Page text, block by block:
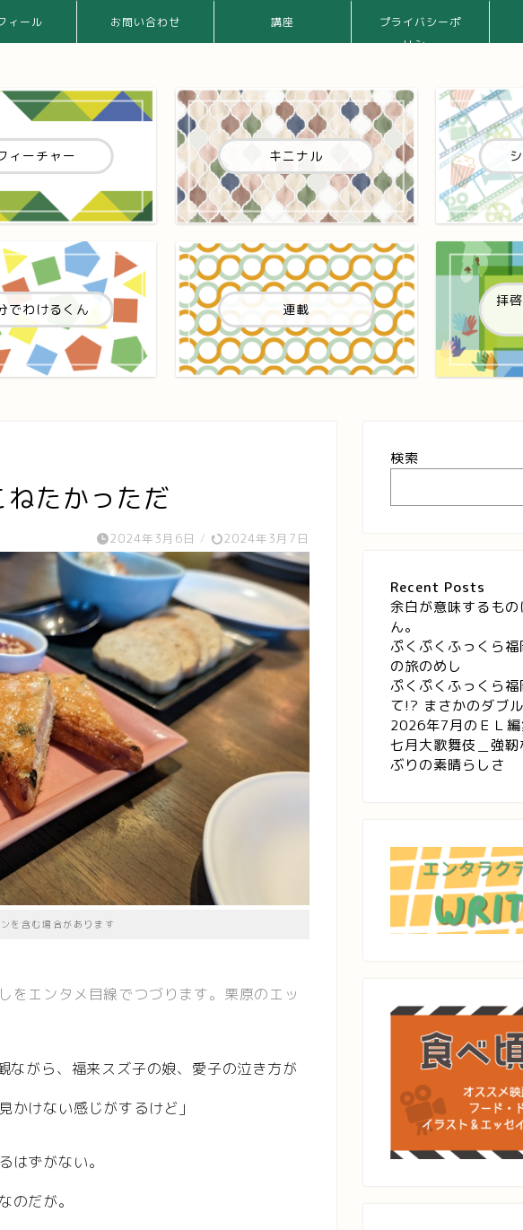
ィール お問い合わせ 講座
プライバシーポ
リシー
ィーチャー キニナル
でわけるくん 連載
拝
たかっただ
2024年3月6日 / 2024年3月7日
を含む場合があります
をエンタメ目線でつづります。栗原のエッ
ながら、福来スズ子の娘、愛子の泣き方が
かけない感じがするけど」
はずがない。
のだが。
検索
Recent Posts
余白が意味するも
ん。
ぷくぷくふっくら
の旅のめし
ぷくぷくふっくら
て!? まさかのダブ
2026年7月のＥＬ編
七月大歌舞伎＿強
ぶりの素晴らしさ